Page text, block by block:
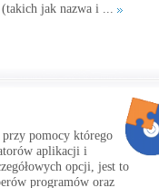
jak nazwa i ...
pomocy którego
aplikacji i
opcji, jest to
programów oraz